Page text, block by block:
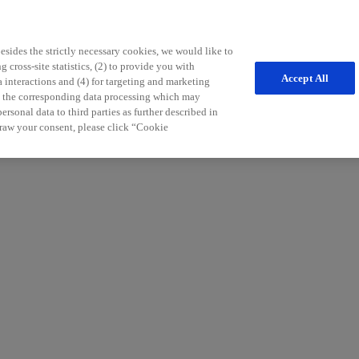
Tipps für die Patientenbetreuung möchten wir Sie in Ihrem
Sie.
the strictly necessary cookies, we would like to
cross-site statistics, (2) to provide you with
and (4) for targeting and marketing
corresponding data processing which may
data to third parties as further described in
your consent, please click “Cookie
Accept All